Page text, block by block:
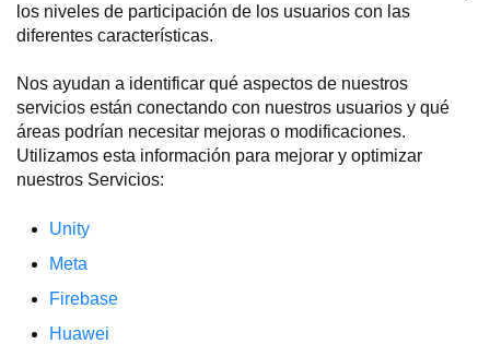
los niveles de participación de los usuarios con las
diferentes características.
Nos ayudan a identificar qué aspectos de nuestros
servicios están conectando con nuestros usuarios y qué
áreas podrían necesitar mejoras o modificaciones.
Utilizamos esta información para mejorar y optimizar
nuestros Servicios:
Unity
Meta
Firebase
Huawei